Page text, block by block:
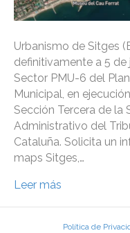
Urbanismo de Sitges
definitivamente a 5
Sector PMU-6 del
Municipal, en
Sección Tercera de la
Administrativo del
Cataluña. Solicita un
maps Sitges,…
Leer más
Política de